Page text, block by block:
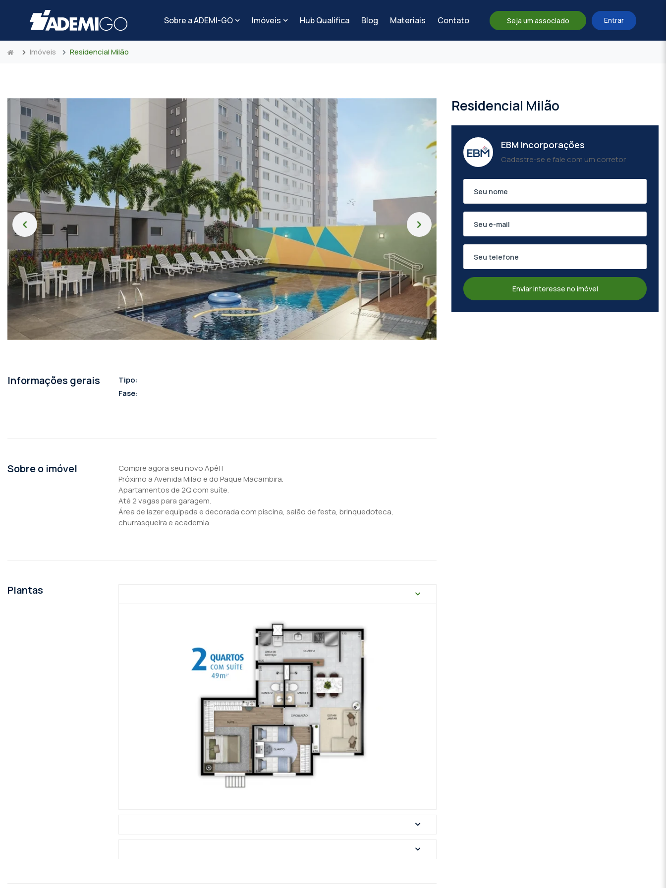
Sobre a ADEMI-GO Imóveis Hub Qualifica Blog Materiais Contato Seja um associado Entrar
Imóveis Residencial Milão
Residencial Milão
EBM Incorporações
Cadastre-se e fale com um corretor
Enviar interesse no imóvel
Informações gerais
Tipo:
Fase:
Sobre o imóvel
Compre agora seu novo Apê!!
Próximo a Avenida Milão e do Paque Macambira.
Apartamentos de 2Q com suíte.
Até 2 vagas para garagem.
Área de lazer equipada e decorada com piscina, salão de festa, brinquedoteca,
churrasqueira e academia.
Plantas